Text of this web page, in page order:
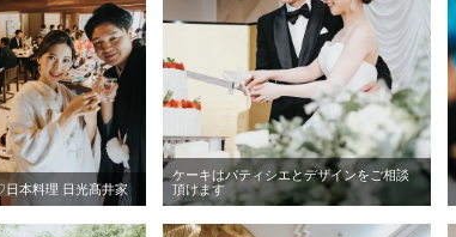
本料理 日光髙井家
ケーキはパティシエとデザインをご相談
頂けます